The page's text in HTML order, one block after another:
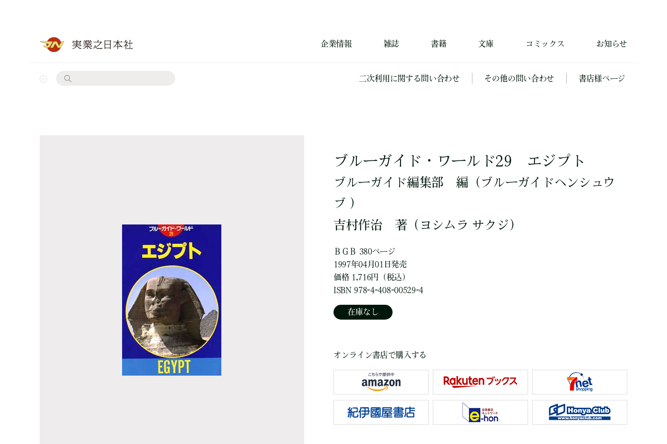
企業情報 雑誌 書籍 文庫 コミックス お知らせ
二次利用に関する問い合わせ その他の問い合わせ 書店様ページ
ブルーガイド・ワールド29 エジプト
ブルーガイド編集部 編 （ブルーガイドヘンシュウ
ブ ）
吉村作治
著 （ヨシムラ サクジ）
ＢＧＢ 380ページ
1997年04月01日発売
価格 1,716円（税込）
ISBN 978-4-408-00529-4
在庫なし
オンライン書店で購入する